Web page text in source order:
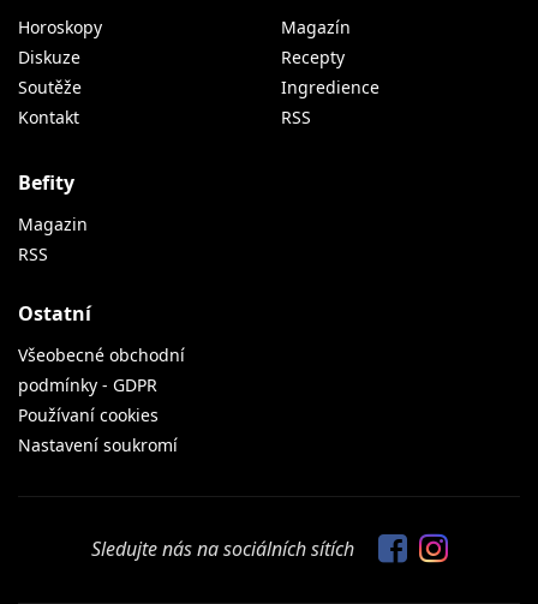
Horoskopy
Diskuze
Soutěže
Kontakt
Magazín
Recepty
Ingredience
RSS
Befity
Magazin
RSS
Ostatní
Všeobecné obchodní
podmínky - GDPR
Používaní cookies
Nastavení soukromí
Sledujte nás na sociálních sítích